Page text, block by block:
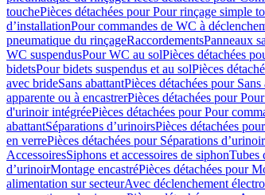
touchePièces détachées pour Pour rinçage simple
d’installationPour commandes de WC à
pneumatique du rinçageRaccordementsPanneaux
WC suspendusPour WC au solPièces détachées
bidetsPour bidets suspendus et au solPièces
avec brideSans abattantPièces détachées pour Sans
apparente ou à encastrerPièces détachées pour
d'urinoir intégréePièces détachées pour Pour
abattantSéparations d’urinoirsPièces détachées
en verrePièces détachées pour Séparations
AccessoiresSiphons et accessoires de siphonTubes
dʼurinoirMontage encastréPièces détachées pour
alimentation sur secteurAvec déclenchement